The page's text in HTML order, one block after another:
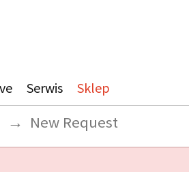
Serwis Sklep
→ New Request